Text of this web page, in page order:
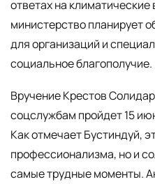
ответах на
министерство планирует
для организаций и
социальное благополучие.
Вручение Крестов
соцслужбам пройдет 15
Как отмечает Бустиндуй,
профессионализма, но и
самые трудные моменты.